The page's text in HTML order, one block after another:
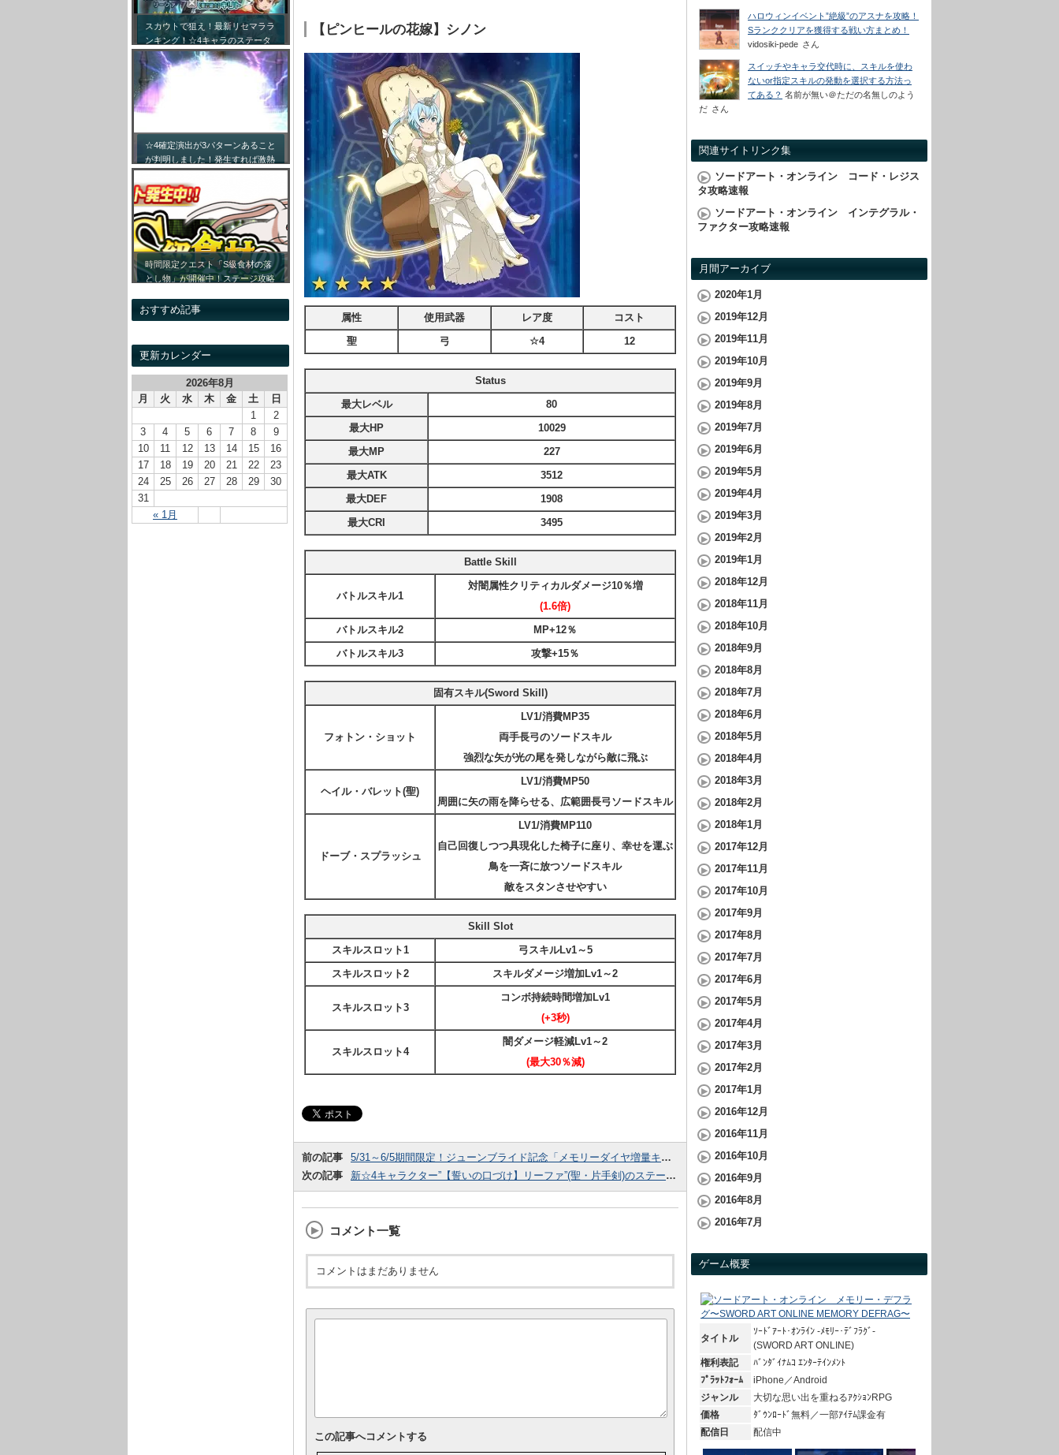
スカウトで狙え！最新リセマララ
ンキング！☆4キャラのステータ
ス詳細まとめ！【最新キャラ対応
リセマラ】
☆4確定演出が3パターンあること
が判明しました！発生すれば激熱
です！！
時間限定クエスト「S級食材の落
とし物」が開催中！ステージ攻略
した！
おすすめ記事
更新カレンダー
2026年8月
月
火 水 木 金 土 日
« 1月
1
2
3
4 5 6 7 8
9
10
11 12 13 14 15
16
17
18 19 20 21 22
23
24
25 26 27 28 29
30
31
【ピンヒールの花嫁】シノン
属性 使用武器 レア度
コスト
聖
弓 ☆4 12
Status
最大レベル
80
最大HP
10029
最大MP
227
最大ATK
3512
最大DEF
1908
最大CRI
3495
Battle Skill
バトルスキル1
対闇属性クリティカルダメージ10％増
(1.6倍)
バトルスキル2
MP+12％
バトルスキル3
攻撃+15％
固有スキル(Sword Skill)
フォトン・ショット
LV1/消費MP35
両手長弓のソードスキル
強烈な矢が光の尾を発しながら敵に飛ぶ
ヘイル・バレット(聖)
LV1/消費MP50
周囲に矢の雨を降らせる、広範囲長弓ソードスキル
ドーブ・スプラッシュ
LV1/消費MP110
自己回復しつつ具現化した椅子に座り、幸せを運ぶ
鳥を一斉に放つソードスキル
敵をスタンさせやすい
Skill Slot
スキルスロット1
弓スキルLv1～5
スキルスロット2
スキルダメージ増加Lv1～2
スキルスロット3
コンボ持続時間増加Lv1
(+3秒)
スキルスロット4
闇ダメージ軽減Lv1～2
(最大30％減)
前の記事
5/31～6/5期間限定！ジューンブライド記念「メモリーダイヤ増量キャンペーン」開催中！
次の記事
新☆4キャラクター”【誓いの口づけ】リーファ”(聖・片手剣)のステータス詳細！
コメント一覧
コメントはまだありません
この記事へコメントする
ハロウィンイベント”絶級”のアスナを攻略！
Sランククリアを獲得する戦い方まとめ！
vidosiki-pede さん
スイッチやキャラ交代時に、スキルを使わ
ないor指定スキルの発動を選択する方法っ
てある？ 名前が無い＠ただの名無しのよう
だ さん
関連サイトリンク集
ソードアート・オンライン コード・レジス
タ攻略速報
ソードアート・オンライン インテグラル・
ファクター攻略速報
月間アーカイブ
2020年1月
2019年12月
2019年11月
2019年10月
2019年9月
2019年8月
2019年7月
2019年6月
2019年5月
2019年4月
2019年3月
2019年2月
2019年1月
2018年12月
2018年11月
2018年10月
2018年9月
2018年8月
2018年7月
2018年6月
2018年5月
2018年4月
2018年3月
2018年2月
2018年1月
2017年12月
2017年11月
2017年10月
2017年9月
2017年8月
2017年7月
2017年6月
2017年5月
2017年4月
2017年3月
2017年2月
2017年1月
2016年12月
2016年11月
2016年10月
2016年9月
2016年8月
2016年7月
ゲーム概要
タイトル
ｿｰﾄﾞｱｰﾄ･ｵﾝﾗｲﾝ -ﾒﾓﾘｰ･ﾃﾞﾌﾗｸﾞ-
(SWORD ART ONLINE)
権利表記
ﾊﾞﾝﾀﾞｲﾅﾑｺ ｴﾝﾀｰﾃｲﾝﾒﾝﾄ
ﾌﾟﾗｯﾄﾌｫｰﾑ
iPhone／Android
ジャンル
大切な思い出を重ねるｱｸｼｮﾝRPG
価格
ﾀﾞｳﾝﾛｰﾄﾞ無料／一部ｱｲﾃﾑ課金有
配信日
配信中